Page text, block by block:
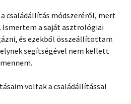
családállítás módszeréről, mert
Ismertem a saját asztrológiai
és ezekből összeállítottam
segítségével nem kellett
voltak a családállítással